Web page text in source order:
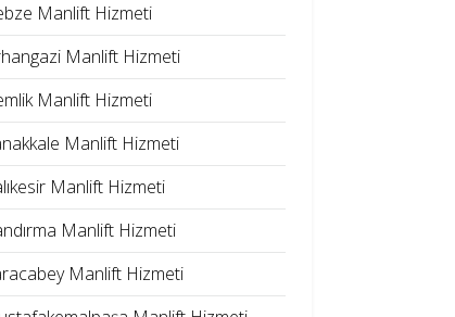
Manlift Hizmeti
Manlift Hizmeti
Manlift Hizmeti
Manlift Hizmeti
Manlift Hizmeti
Manlift Hizmeti
Manlift Hizmeti